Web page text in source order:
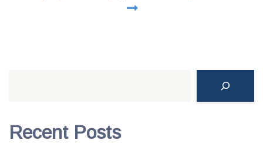
Recent Posts